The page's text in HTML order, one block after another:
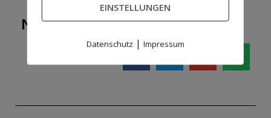
NEUIGKEIT WEITERSAGEN!
EINSTELLUNGEN
Datenschutz | Impressum